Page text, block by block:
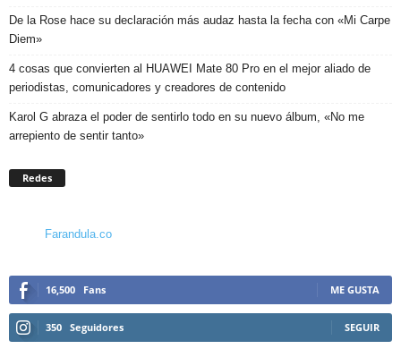
De la Rose hace su declaración más audaz hasta la fecha con «Mi Carpe
Diem»
4 cosas que convierten al HUAWEI Mate 80 Pro en el mejor aliado de
periodistas, comunicadores y creadores de contenido
Karol G abraza el poder de sentirlo todo en su nuevo álbum, «No me
arrepiento de sentir tanto»
Redes
Farandula.co
16,500 Fans ME GUSTA
350 Seguidores SEGUIR